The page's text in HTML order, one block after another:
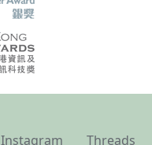
Instagram Threads